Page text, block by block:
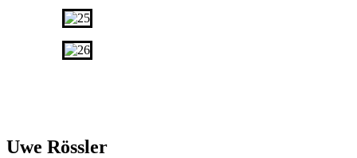
Uwe Rössler